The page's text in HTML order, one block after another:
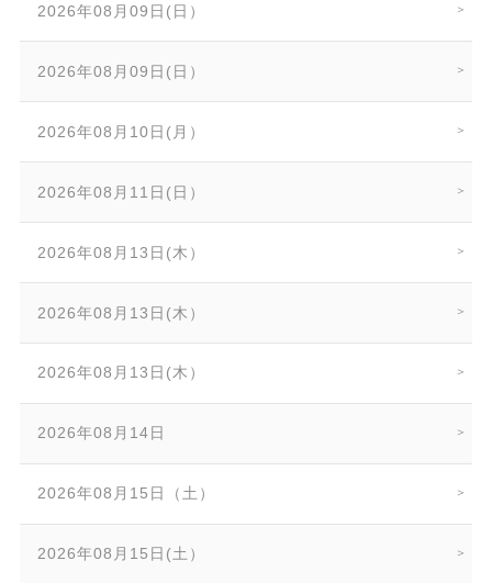
2026年08月09日(日）
2026年08月09日(日）
2026年08月10日(月）
2026年08月11日(日）
2026年08月13日(木）
2026年08月13日(木）
2026年08月13日(木）
2026年08月14日
2026年08月15日（土）
2026年08月15日(土）